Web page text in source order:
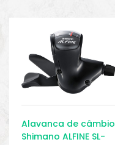
Alavanca de câmbio
Shimano ALFINE SL-